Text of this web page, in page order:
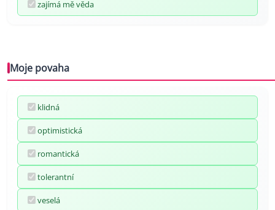
zajímá mě věda
Moje povaha
klidná
optimistická
romantická
tolerantní
veselá